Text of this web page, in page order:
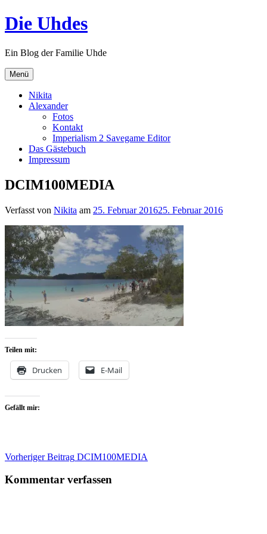
Zum
Inhalt
Die Uhdes
Ein Blog der Familie Uhde
Menü
Nikita
Alexander
Fotos
Kontakt
Imperialism 2 Savegame Editor
Das Gästebuch
Impressum
DCIM100MEDIA
Verfasst von Nikita am 25. Februar 201625. Februar 2016
Teilen mit:
Drucken E-Mail
Gefällt mir:
Beitragsnavigation
Vorheriger Beitrag DCIM100MEDIA
Kommentar verfassen